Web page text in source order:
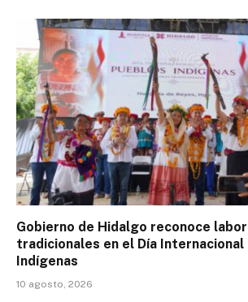
Gobierno de Hidalgo reconoce
tradicionales en el Día Internacional
Indígenas
10 agosto, 2026